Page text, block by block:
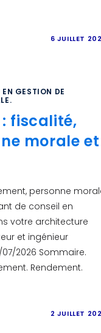
6 JUILLET
GESTION DE
fiscalité,
morale et
personne
de conseil en
votre architecture
et ingénieur
2026 Sommaire.
Rendement.
2 JUILLET